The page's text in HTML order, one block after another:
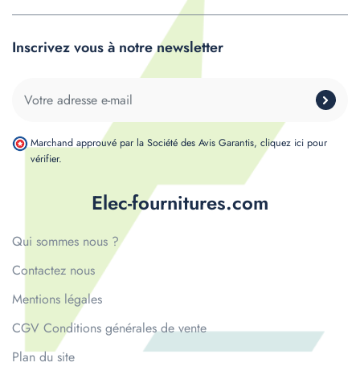
Elec-fournitures.com
Qui sommes nous ?
Contactez nous
Mentions légales
CGV Conditions générales de vente
Plan du site
Inscrivez vous à notre newsletter
Marchand approuvé par la Société des Avis Garantis, cliquez ici pour
vérifier.